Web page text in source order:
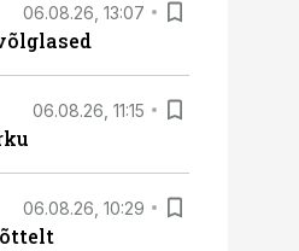
06.08.26, 13:07
06.08.26, 11:15
06.08.26, 10:29